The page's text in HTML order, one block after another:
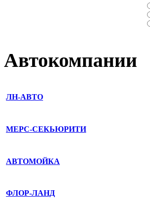
Автокомпании
ЛН-АВТО
МЕРС-СЕКЬЮРИТИ
АВТОМОЙКА
ФЛОР-ЛАНД